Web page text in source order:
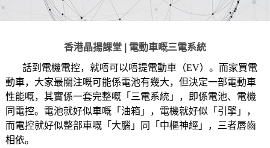
香港晶揚課堂 | 電動車嘅三電系統
話到電機電控，就唔可以唔提電動車（EV）。而家買電
動車，大家最關注嘅可能係電池有幾大，但決定一部電動車
性能嘅，其實係一套完整嘅「三電系統」，即係電池、電機
同電控。電池就好似車嘅「油箱」，電機就好似「引擎」，
而電控就好似整部車嘅「大腦」同「中樞神經」，三者唇齒
相依。